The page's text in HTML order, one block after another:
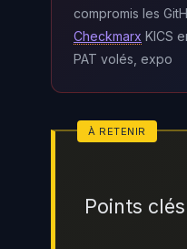
en temps réel
avez validé
Seules les
une protection
légitime et ne
compromis les
Checkmarx KICS
PAT volés, expo
Points